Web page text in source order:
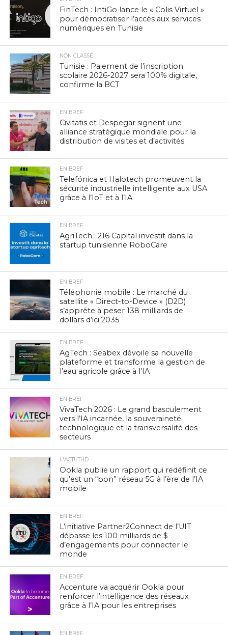
FinTech : IntiGo lance le « Colis Virtuel »
pour démocratiser l’accès aux services
numériques en Tunisie
NON CLASSÉ
Tunisie : Paiement de l’inscription
scolaire 2026-2027 sera 100% digitale,
confirme la BCT
EN BREF
Civitatis et Despegar signent une
alliance stratégique mondiale pour la
distribution de visites et d’activités
EN BREF
Telefónica et Halotech promeuvent la
sécurité industrielle intelligente aux USA
grâce à l’IoT et à l’IA
EN BREF
AgriTech : 216 Capital investit dans la
startup tunisienne RoboCare
EN BREF
Téléphonie mobile : Le marché du
satellite « Direct-to-Device » (D2D)
s’apprête à peser 138 milliards de
dollars d’ici 2035
EN BREF
AgTech : Seabex dévoile sa nouvelle
plateforme et transforme la gestion de
l’eau agricole grâce à l’IA
EN BREF
VivaTech 2026 : Le grand basculement
vers l’IA incarnée, la souveraineté
technologique et la transversalité des
secteurs
L'ACTUTHD
Ookla publie un rapport qui redéfinit ce
qu’est un “bon” réseau 5G à l’ère de l’IA
mobile
EN BREF
L’initiative Partner2Connect de l’UIT
dépasse les 100 milliards de $
d’engagements pour connecter le
monde
EN BREF
Accenture va acquérir Ookla pour
renforcer l’intelligence des réseaux
grâce à l’IA pour les entreprises
EN BREF